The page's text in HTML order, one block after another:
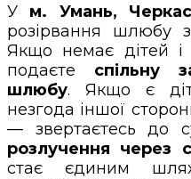
У м. Умань,
розірвання шлюбу
Якщо немає дітей
подаєте спільну
шлюбу. Якщо є
незгода іншої
— звертаєтесь до
розлучення через
стає єдиним